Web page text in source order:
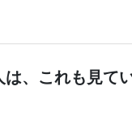
は、これも見て